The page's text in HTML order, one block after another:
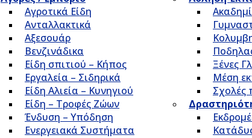
Αγροτικά Είδη
Ανταλλακτικά
Αξεσουάρ
Βενζινάδικα
Είδη σπιτιού – Κήπος
Εργαλεία – Σιδηρικά
Είδη Αλιεία – Κυνηγιού
Είδη – Τροφές Ζώων
Ένδυση – Υπόδηση
Ενεργειακά Συστήματα
Ξένες
Μέση
Σχολές